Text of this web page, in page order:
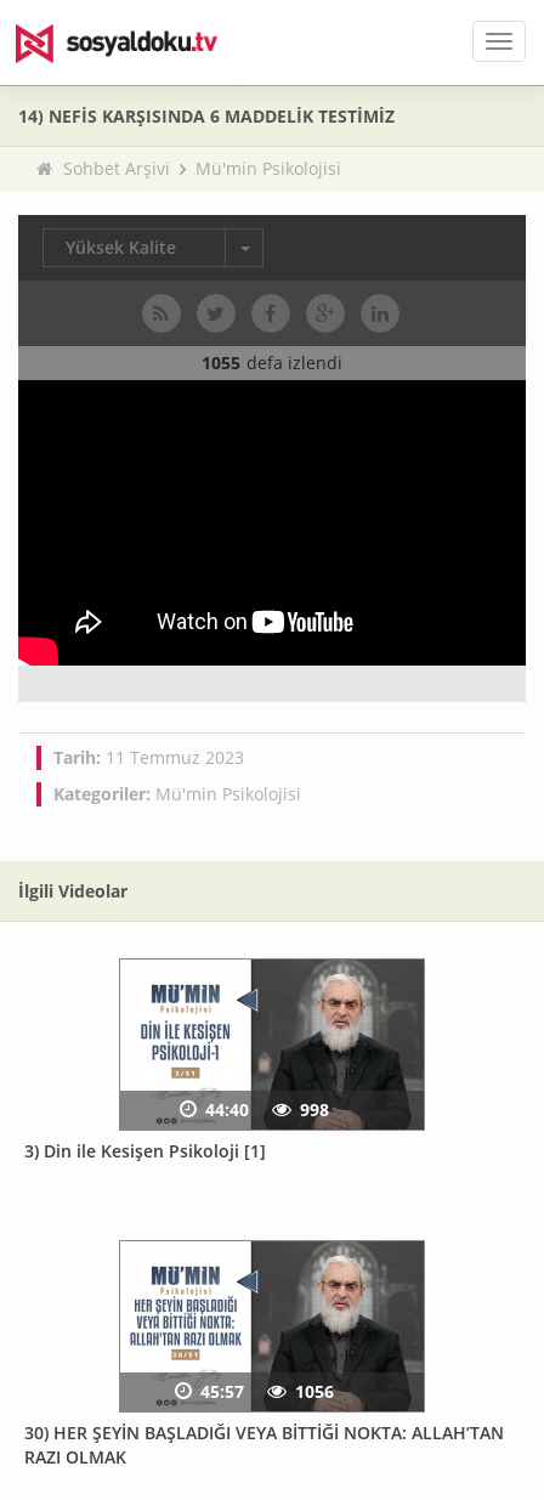
Menü
14) NEFİS KARŞISINDA 6 MADDELİK TESTİMİZ
Sohbet Arşivi Mü'min Psikolojisi
Yüksek Kalite
1055 defa izlendi
Tarih: 11 Temmuz 2023
Kategoriler: Mü'min Psikolojisi
İlgili Videolar
3) Din ile Kesişen Psikoloji [1]
44:40 998
30) HER ŞEYİN BAŞLADIĞI VEYA BİTTİĞİ NOKTA: ALLAH’TAN
RAZI OLMAK
45:57 1056